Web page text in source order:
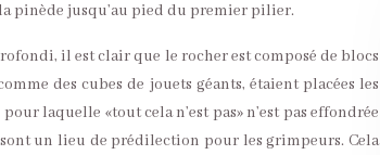
pinède jusqu’au pied du premier pilier.
il est clair que le rocher est composé de blocs
des cubes de jouets géants, étaient placées les
laquelle «tout cela n’est pas» n’est pas effondrée
un lieu de prédilection pour les grimpeurs. Cela